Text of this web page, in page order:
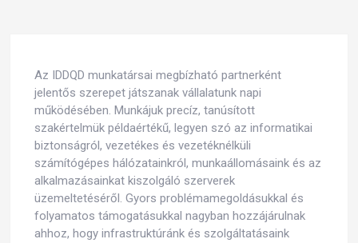
Az IDDQD munkatársai megbízható partnerként
jelentős szerepet játszanak vállalatunk napi
működésében. Munkájuk precíz, tanúsított
szakértelmük példaértékű, legyen szó az informatikai
biztonságról, vezetékes és vezetéknélküli
számítógépes hálózatainkról, munkaállomásaink és az
alkalmazásainkat kiszolgáló szerverek
üzemeltetéséről. Gyors problémamegoldásukkal és
folyamatos támogatásukkal nagyban hozzájárulnak
ahhoz, hogy infrastruktúránk és szolgáltatásaink